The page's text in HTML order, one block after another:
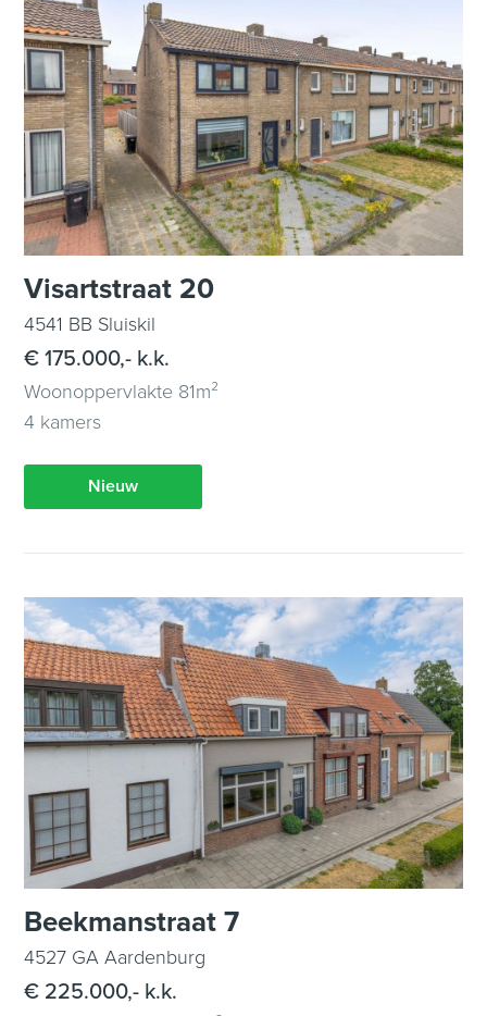
Visartstraat 20
4541 BB Sluiskil
€ 175.000,- k.k.
Woonoppervlakte 81m²
4 kamers
Nieuw
Beekmanstraat 7
4527 GA Aardenburg
€ 225.000,- k.k.